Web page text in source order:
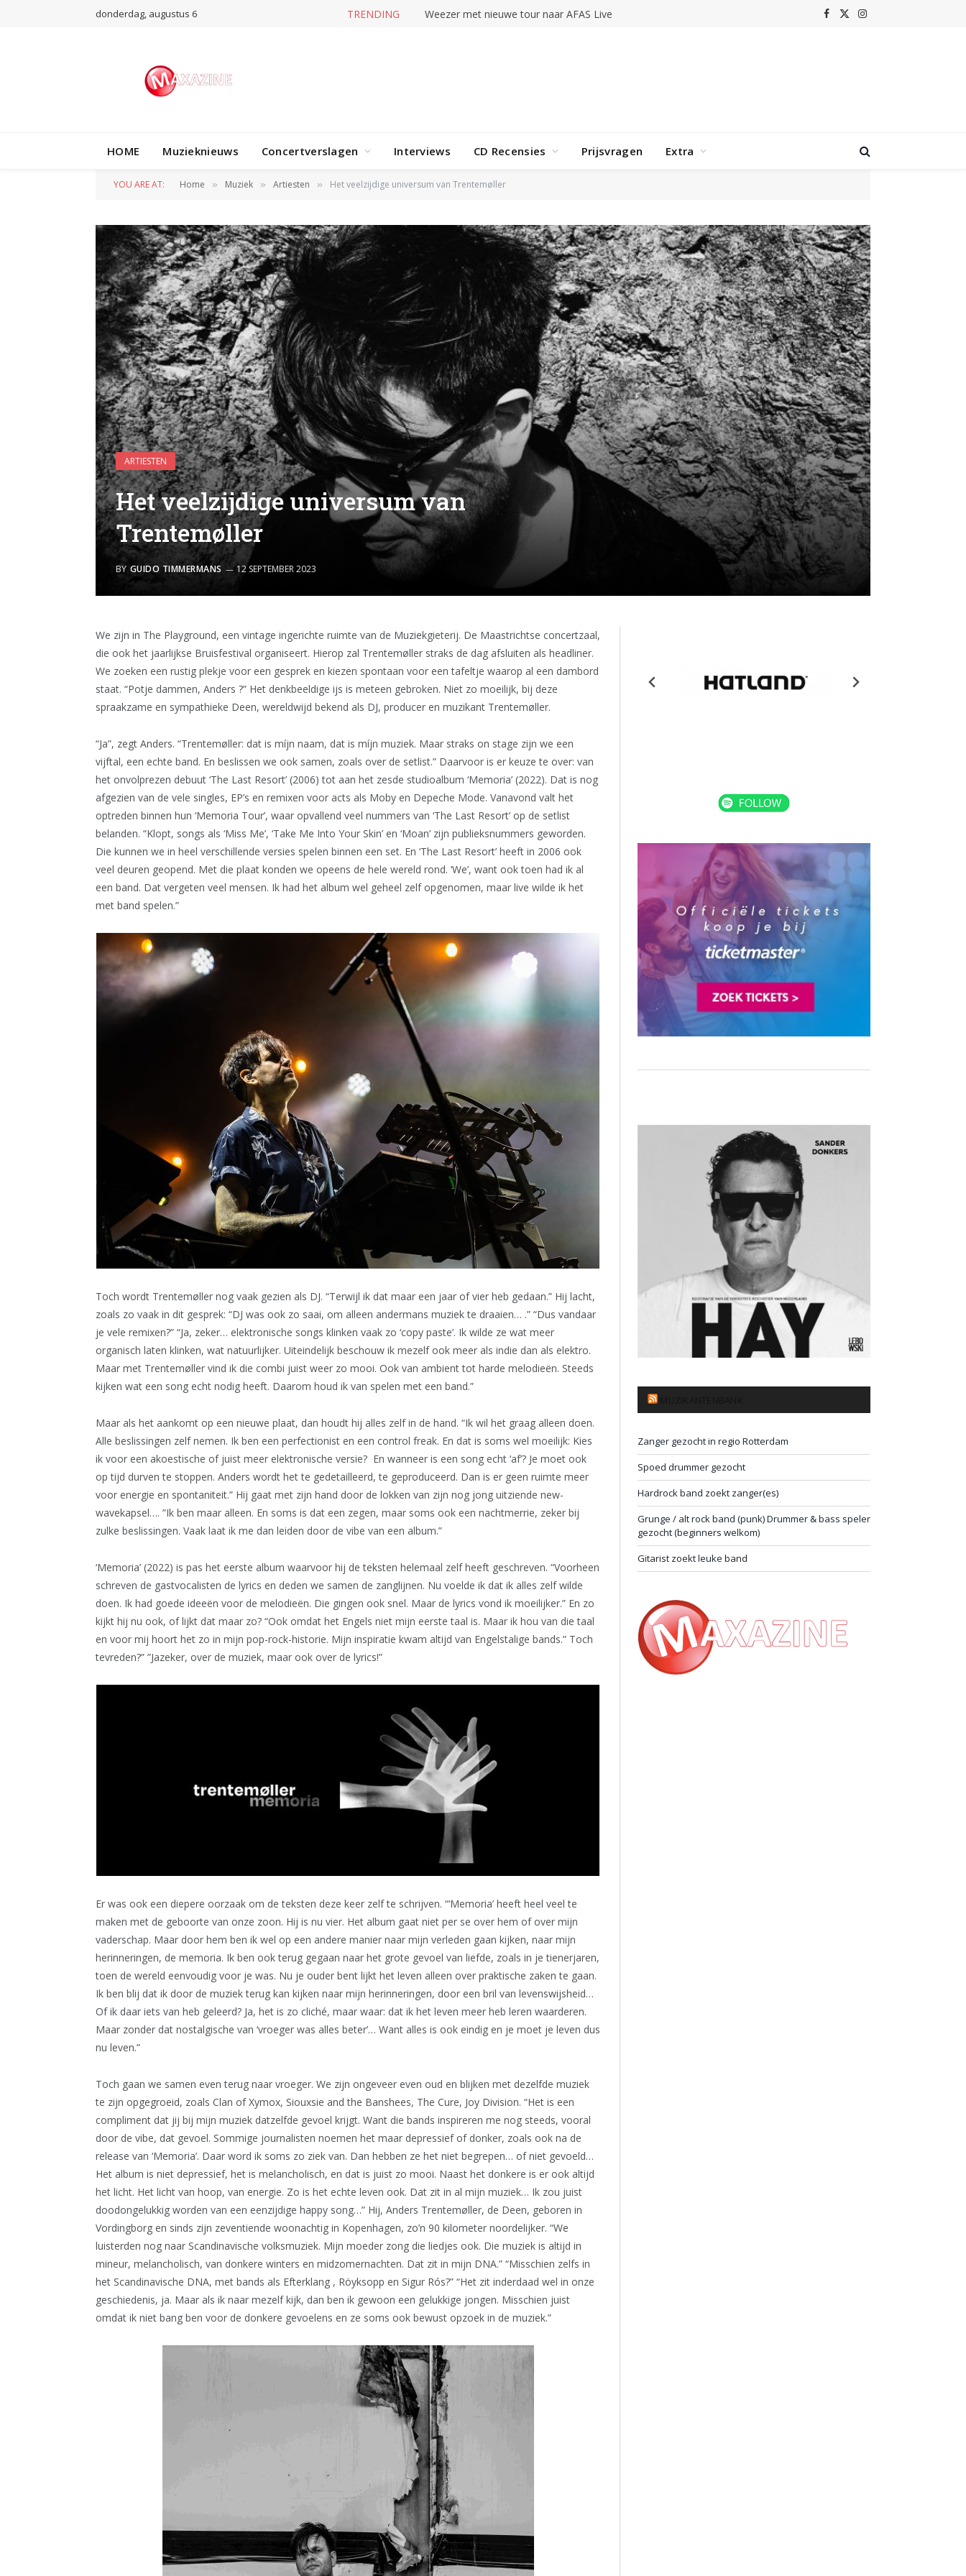
donderdag, augustus 6 TRENDING Weezer met nieuwe tour naar AFAS Live Facebook
X
Instagram
HOME Muzieknieuws Concertverslagen Interviews CD Recensies Prijsvragen Extra
YOU ARE AT: Home » Muziek » Artiesten » Het veelzijdige universum van Trentemøller
ARTIESTEN
Het veelzijdige universum van
Trentemøller
BY GUIDO TIMMERMANS 12 SEPTEMBER 2023
We zijn in The Playground, een vintage ingerichte ruimte van de Muziekgieterij. De Maastrichtse concertzaal,
die ook het jaarlijkse Bruisfestival organiseert. Hierop zal Trentemøller straks de dag afsluiten als headliner.
We zoeken een rustig plekje voor een gesprek en kiezen spontaan voor een tafeltje waarop al een dambord
staat. “Potje dammen, Anders ?” Het denkbeeldige ijs is meteen gebroken. Niet zo moeilijk, bij deze
spraakzame en sympathieke Deen, wereldwijd bekend als DJ, producer en muzikant Trentemøller.
“Ja”, zegt Anders. “Trentemøller: dat is míjn naam, dat is míjn muziek. Maar straks on stage zijn we een
vijftal, een echte band. En beslissen we ook samen, zoals over de setlist.” Daarvoor is er keuze te over: van
het onvolprezen debuut ‘The Last Resort’ (2006) tot aan het zesde studioalbum ‘Memoria’ (2022). Dat is nog
afgezien van de vele singles, EP’s en remixen voor acts als Moby en Depeche Mode. Vanavond valt het
optreden binnen hun ‘Memoria Tour’, waar opvallend veel nummers van ‘The Last Resort’ op de setlist
belanden. “Klopt, songs als ‘Miss Me’, ‘Take Me Into Your Skin’ en ‘Moan’ zijn publieksnummers geworden.
Die kunnen we in heel verschillende versies spelen binnen een set. En ‘The Last Resort’ heeft in 2006 ook
veel deuren geopend. Met die plaat konden we opeens de hele wereld rond. ‘We’, want ook toen had ik al
een band. Dat vergeten veel mensen. Ik had het album wel geheel zelf opgenomen, maar live wilde ik het
met band spelen.”
Toch wordt Trentemøller nog vaak gezien als DJ. “Terwijl ik dat maar een jaar of vier heb gedaan.” Hij lacht,
zoals zo vaak in dit gesprek: “DJ was ook zo saai, om alleen andermans muziek te draaien… .” “Dus vandaar
je vele remixen?” “Ja, zeker… elektronische songs klinken vaak zo ‘copy paste’. Ik wilde ze wat meer
organisch laten klinken, wat natuurlijker. Uiteindelijk beschouw ik mezelf ook meer als indie dan als elektro.
Maar met Trentemøller vind ik die combi juist weer zo mooi. Ook van ambient tot harde melodieën. Steeds
kijken wat een song echt nodig heeft. Daarom houd ik van spelen met een band.”
Maar als het aankomt op een nieuwe plaat, dan houdt hij alles zelf in de hand. “Ik wil het graag alleen doen.
Alle beslissingen zelf nemen. Ik ben een perfectionist en een control freak. En dat is soms wel moeilijk: Kies
ik voor een akoestische of juist meer elektronische versie? En wanneer is een song echt ‘af’? Je moet ook
op tijd durven te stoppen. Anders wordt het te gedetailleerd, te geproduceerd. Dan is er geen ruimte meer
voor energie en spontaniteit.” Hij gaat met zijn hand door de lokken van zijn nog jong uitziende new-
wavekapsel…. ”Ik ben maar alleen. En soms is dat een zegen, maar soms ook een nachtmerrie, zeker bij
zulke beslissingen. Vaak laat ik me dan leiden door de vibe van een album.”
‘Memoria’ (2022) is pas het eerste album waarvoor hij de teksten helemaal zelf heeft geschreven. “Voorheen
schreven de gastvocalisten de lyrics en deden we samen de zanglijnen. Nu voelde ik dat ik alles zelf wilde
doen. Ik had goede ideeën voor de melodieën. Die gingen ook snel. Maar de lyrics vond ik moeilijker.” En zo
kijkt hij nu ook, of lijkt dat maar zo? “Ook omdat het Engels niet mijn eerste taal is. Maar ik hou van die taal
en voor mij hoort het zo in mijn pop-rock-historie. Mijn inspiratie kwam altijd van Engelstalige bands.” Toch
tevreden?” ”Jazeker, over de muziek, maar ook over de lyrics!”
Er was ook een diepere oorzaak om de teksten deze keer zelf te schrijven. “‘Memoria’ heeft heel veel te
maken met de geboorte van onze zoon. Hij is nu vier. Het album gaat niet per se over hem of over mijn
vaderschap. Maar door hem ben ik wel op een andere manier naar mijn verleden gaan kijken, naar mijn
herinneringen, de memoria. Ik ben ook terug gegaan naar het grote gevoel van liefde, zoals in je tienerjaren,
toen de wereld eenvoudig voor je was. Nu je ouder bent lijkt het leven alleen over praktische zaken te gaan.
Ik ben blij dat ik door de muziek terug kan kijken naar mijn herinneringen, door een bril van levenswijsheid…
Of ik daar iets van heb geleerd? Ja, het is zo cliché, maar waar: dat ik het leven meer heb leren waarderen.
Maar zonder dat nostalgische van ‘vroeger was alles beter’… Want alles is ook eindig en je moet je leven dus
nu leven.”
Toch gaan we samen even terug naar vroeger. We zijn ongeveer even oud en blijken met dezelfde muziek
te zijn opgegroeid, zoals Clan of Xymox, Siouxsie and the Banshees, The Cure, Joy Division. “Het is een
compliment dat jij bij mijn muziek datzelfde gevoel krijgt. Want die bands inspireren me nog steeds, vooral
door de vibe, dat gevoel. Sommige journalisten noemen het maar depressief of donker, zoals ook na de
release van ‘Memoria’. Daar word ik soms zo ziek van. Dan hebben ze het niet begrepen… of niet gevoeld…
Het album is niet depressief, het is melancholisch, en dat is juist zo mooi. Naast het donkere is er ook altijd
het licht. Het licht van hoop, van energie. Zo is het echte leven ook. Dat zit in al mijn muziek… Ik zou juist
doodongelukkig worden van een eenzijdige happy song…” Hij, Anders Trentemøller, de Deen, geboren in
Vordingborg en sinds zijn zeventiende woonachtig in Kopenhagen, zo’n 90 kilometer noordelijker. “We
luisterden nog naar Scandinavische volksmuziek. Mijn moeder zong die liedjes ook. Die muziek is altijd in
mineur, melancholisch, van donkere winters en midzomernachten. Dat zit in mijn DNA.” “Misschien zelfs in
het Scandinavische DNA, met bands als Efterklang , Röyksopp en Sigur Rós?” “Het zit inderdaad wel in onze
geschiedenis, ja. Maar als ik naar mezelf kijk, dan ben ik gewoon een gelukkige jongen. Misschien juist
omdat ik niet bang ben voor de donkere gevoelens en ze soms ook bewust opzoek in de muziek.”
Zanger gezocht in regio Rotterdam
Spoed drummer gezocht
Hardrock band zoekt zanger(es)
Grunge / alt rock band (punk) Drummer & bass speler
gezocht (beginners welkom)
Gitarist zoekt leuke band